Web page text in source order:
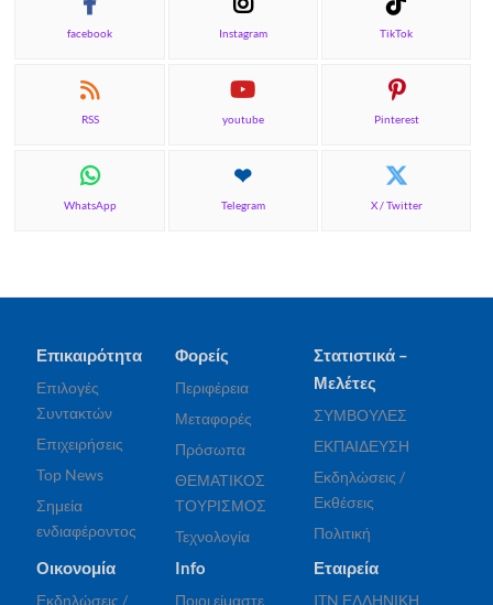
facebook Instagram TikTok
RSS youtube Pinterest
WhatsApp Telegram X / Twitter
Επικαιρότητα
Επιλογές
Συντακτών
Επιχειρήσεις
Top News
Σημεία
ενδιαφέροντος
Φορείς
Περιφέρεια
Μεταφορές
Πρόσωπα
ΘΕΜΑΤΙΚΟΣ
ΤΟΥΡΙΣΜΟΣ
Τεχνολογία
Στατιστικά –
Μελέτες
ΣΥΜΒΟΥΛΕΣ
ΕΚΠΑΙΔΕΥΣΗ
Εκδηλώσεις /
Εκθέσεις
Πολιτική
Οικονομία
Εκδηλώσεις /
Info
Ποιοι είμαστε
Εταιρεία
ITN ΕΛΛΗΝΙΚΗ